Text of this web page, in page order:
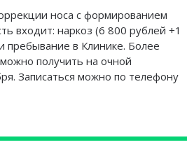
носа с формированием
входит: наркоз (6 800 рублей +1
пребывание в Клинике. Более
получить на очной
Записаться можно по телефону